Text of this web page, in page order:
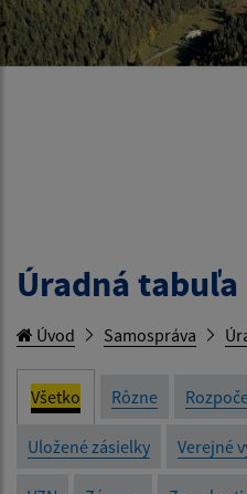
Úradná tabuľa
Úvod Samospráva
Všetko Rôzne
Uložené zásielky Verejné